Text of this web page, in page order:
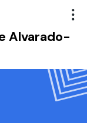
Alvarado-